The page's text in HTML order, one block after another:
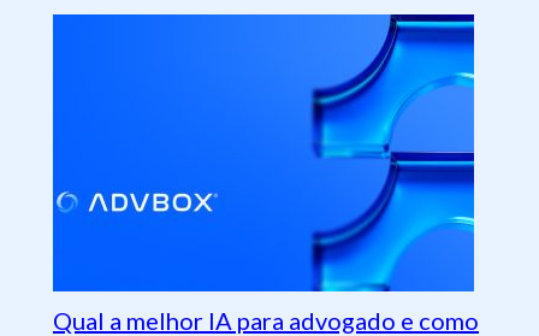
Qual a melhor IA para advogado e como